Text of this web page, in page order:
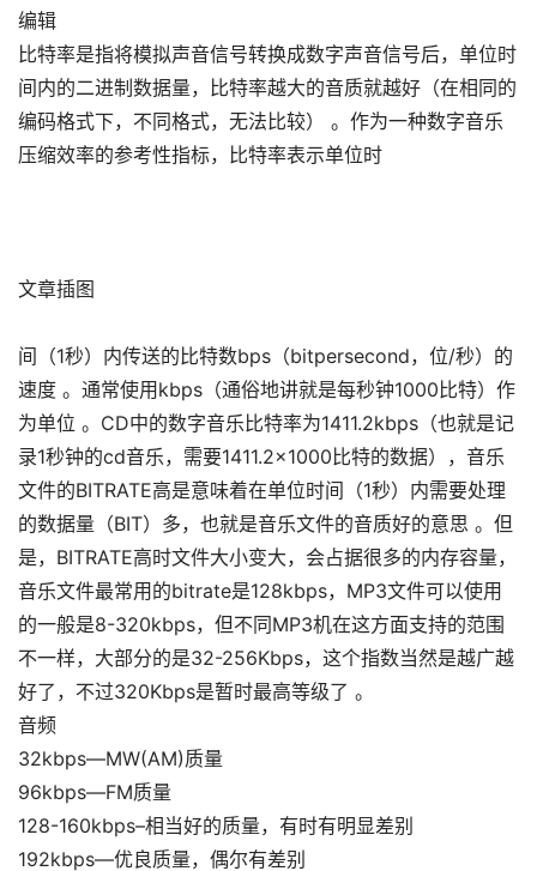
编辑
比特率是指将模拟声音信号转换成数字声音信号后，单位时
间内的二进制数据量，比特率越大的音质就越好（在相同的
编码格式下，不同格式，无法比较） 。作为一种数字音乐
压缩效率的参考性指标，比特率表示单位时
文章插图
间（1秒）内传送的比特数bps（bitpersecond，位/秒）的
速度 。通常使用kbps（通俗地讲就是每秒钟1000比特）作
为单位 。CD中的数字音乐比特率为1411.2kbps（也就是记
录1秒钟的cd音乐，需要1411.2×1000比特的数据），音乐
文件的BITRATE高是意味着在单位时间（1秒）内需要处理
的数据量（BIT）多，也就是音乐文件的音质好的意思 。但
是，BITRATE高时文件大小变大，会占据很多的内存容量，
音乐文件最常用的bitrate是128kbps，MP3文件可以使用
的一般是8-320kbps，但不同MP3机在这方面支持的范围
不一样，大部分的是32-256Kbps，这个指数当然是越广越
好了，不过320Kbps是暂时最高等级了 。
音频
32kbps—MW(AM)质量
96kbps—FM质量
128-160kbps–相当好的质量，有时有明显差别
192kbps—优良质量，偶尔有差别